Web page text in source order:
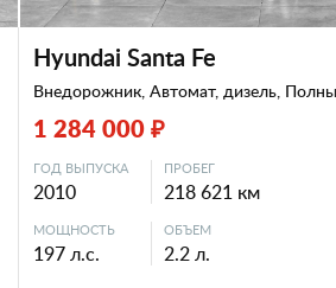
Hyundai Santa Fe
Внедорожник, Автомат, дизель,
1 284 000 ₽
ГОД ВЫПУСКА
2010
ПРОБЕГ
218 621 км
МОЩНОСТЬ
197 л.с.
ОБЪЕМ
2.2 л.